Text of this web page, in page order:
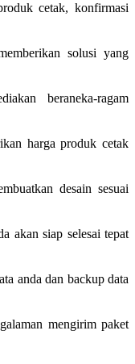
cetak, konfirmasi
solusi yang
beraneka-ragam
harga produk cetak
desain sesuai
akan siap selesai tepat
anda dan backup data
mengirim paket